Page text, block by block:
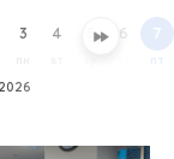
3 4 5 6 7
пт